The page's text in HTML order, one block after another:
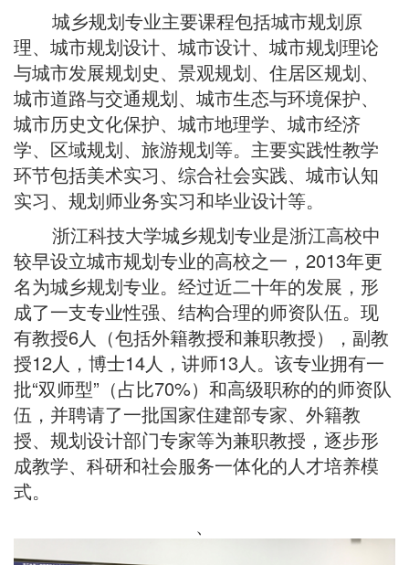
城乡规划专业主要课程包括城市规划原
理、城市规划设计、城市设计、城市规划理论
与城市发展规划史、景观规划、住居区规划、
城市道路与交通规划、城市生态与环境保护、
城市历史文化保护、城市地理学、城市经济
学、区域规划、旅游规划等。主要实践性教学
环节包括美术实习、综合社会实践、城市认知
实习、规划师业务实习和毕业设计等。
浙江科技大学城乡规划专业是浙江高校中
较早设立城市规划专业的高校之一，2013年更
名为城乡规划专业。经过近二十年的发展，形
成了一支专业性强、结构合理的师资队伍。现
有教授6人（包括外籍教授和兼职教授），副教
授12人，博士14人，讲师13人。该专业拥有一
批“双师型”（占比70%）和高级职称的的师资队
伍，并聘请了一批国家住建部专家、外籍教
授、规划设计部门专家等为兼职教授，逐步形
成教学、科研和社会服务一体化的人才培养模
式。
、